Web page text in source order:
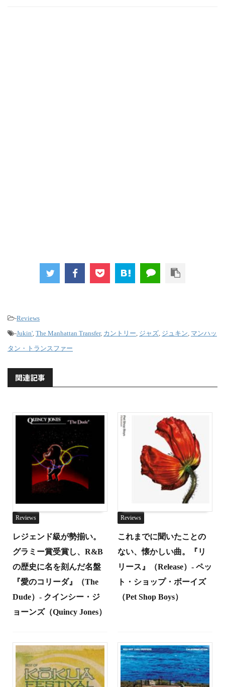
-Reviews
-Jukin' The Manhattan Transfer, カントリー ジャズ ジュキン マンハッ
タン・トランスファー
関連記事
Reviews
レジェンド級が勢揃い。
グラミー賞受賞し、R&B
の歴史に名を刻んだ名盤
『愛のコリーダ』（The
Dude）- クインシー・ジ
ョーンズ（Quincy Jones）
Reviews
これまでに聞いたことの
ない、懐かしい曲。『リ
リース』（Release）- ペッ
ト・ショップ・ボーイズ
（Pet Shop Boys）